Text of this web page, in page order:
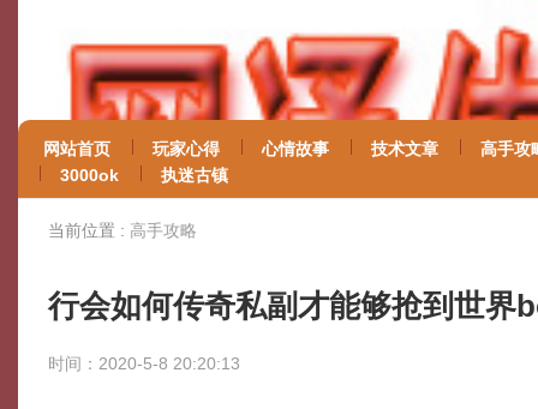
网站首页 玩家心得 心情故事 技术文章
高手攻
3000ok
执迷古镇
当前位置 : 高手攻略
行会如何传奇私副才能够抢到世界
时间：2020-5-8 20:20:13